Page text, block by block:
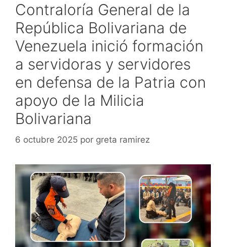
Contraloría General de la
República Bolivariana de
Venezuela inició formación
a servidoras y servidores
en defensa de la Patria con
apoyo de la Milicia
Bolivariana
6 octubre 2025 por greta ramirez